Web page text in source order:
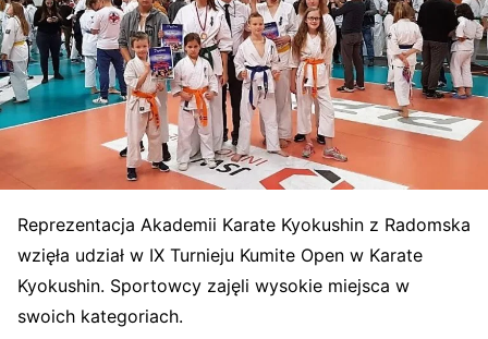
Reprezentacja Akademii Karate Kyokushin z Radomska
wzięła udział w IX Turnieju Kumite Open w Karate
Kyokushin. Sportowcy zajęli wysokie miejsca w
swoich kategoriach.